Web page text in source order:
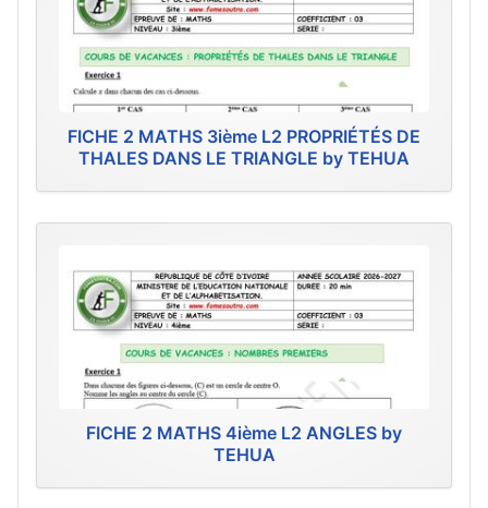
FICHE 2 MATHS 3ième L2 PROPRIÉTÉS DE
THALES DANS LE TRIANGLE by TEHUA
FICHE 2 MATHS 4ième L2 ANGLES by
TEHUA